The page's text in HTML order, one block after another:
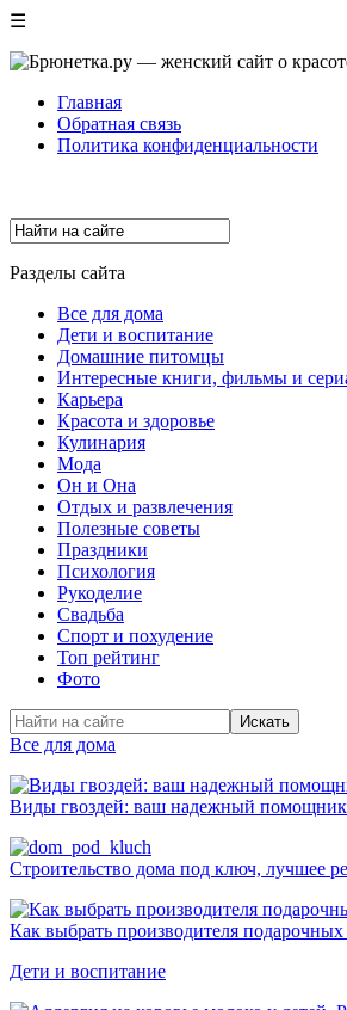
☰
Главная
Обратная связь
Политика конфиденциальности
Разделы сайта
Все для дома
Дети и воспитание
Домашние питомцы
Интересные книги, фильмы и
Карьера
Красота и здоровье
Кулинария
Мода
Он и Она
Отдых и развлечения
Полезные советы
Праздники
Психология
Рукоделие
Свадьба
Спорт и похудение
Топ рейтинг
Фото
Искать
Все для дома
Виды гвоздей: ваш надежный помощник
Строительство дома под ключ, лучшее
Как выбрать производителя
Дети и воспитание